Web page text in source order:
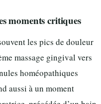
moments critiques
les pics de douleur
massage gingival vers
homéopathiques
aussi à un moment